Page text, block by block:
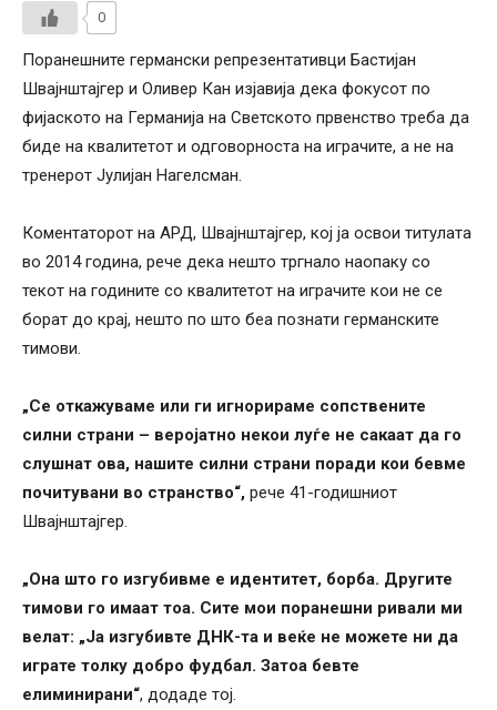
0
Поранешните германски репрезентативци Бастијан
Швајнштајгер и Оливер Кан изјавија дека фокусот по
фијаското на Германија на Светското првенство треба да
биде на квалитетот и одговорноста на играчите, а не на
тренерот Јулијан Нагелсман.
Коментаторот на АРД, Швајнштајгер, кој ја освои титулата
во 2014 година, рече дека нешто тргнало наопаку со
текот на годините со квалитетот на играчите кои не се
борат до крај, нешто по што беа познати германските
тимови.
„Се откажуваме или ги игнорираме сопствените
силни страни – веројатно некои луѓе не сакаат да го
слушнат ова, нашите силни страни поради кои бевме
почитувани во странство“, рече 41-годишниот
Швајнштајгер.
„Она што го изгубивме е идентитет, борба. Другите
тимови го имаат тоа. Сите мои поранешни ривали ми
велат: „Ја изгубивте ДНК-та и веќе не можете ни да
играте толку добро фудбал. Затоа бевте
елиминирани“, додаде тој.